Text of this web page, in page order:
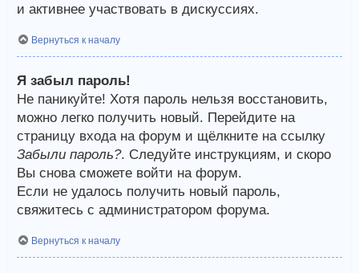
и активнее участвовать в дискуссиях.
Вернуться к началу
Я забыл пароль!
Не паникуйте! Хотя пароль нельзя восстановить,
можно легко получить новый. Перейдите на
страницу входа на форум и щёлкните на ссылку
Забыли пароль?. Следуйте инструкциям, и скоро
Вы снова сможете войти на форум.
Если не удалось получить новый пароль,
свяжитесь с администратором форума.
Вернуться к началу